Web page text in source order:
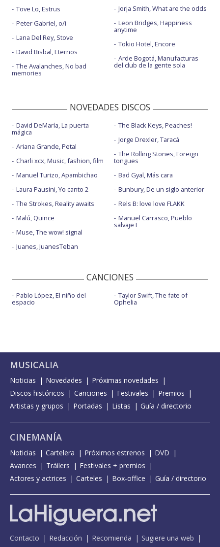
Tove Lo, Estrus
Peter Gabriel, o/i
Lana Del Rey, Stove
David Bisbal, Eternos
The Avalanches, No bad
memories
Jorja Smith, What are the odds
Leon Bridges, Happiness
anytime
Tokio Hotel, Encore
Arde Bogotá, Manufacturas
del club de la gente sola
NOVEDADES DISCOS
David DeMaría, La puerta
mágica
Ariana Grande, Petal
Charli xcx, Music, fashion, film
Manuel Turizo, Apambichao
Laura Pausini, Yo canto 2
The Strokes, Reality awaits
Malú, Quince
Muse, The wow! signal
Juanes, JuanesTeban
The Black Keys, Peaches!
Jorge Drexler, Taracá
The Rolling Stones, Foreign
tongues
Bad Gyal, Más cara
Bunbury, De un siglo anterior
Rels B: love love FLAKK
Manuel Carrasco, Pueblo
salvaje I
CANCIONES
Pablo López, El niño del
espacio
Taylor Swift, The fate of
Ophelia
MUSICALIA
Noticias Novedades
Próximas novedades
Discos históricos
Canciones Festivales
Premios
Artistas y grupos
Portadas Listas Guía / directorio
CINEMANÍA
Noticias Cartelera Próximos estrenos
DVD
Avances
Tráilers
Festivales + premios
Actores y actrices
Carteles Box-office Guía / directorio
Contacto Redacción Recomienda
Sugiere una web